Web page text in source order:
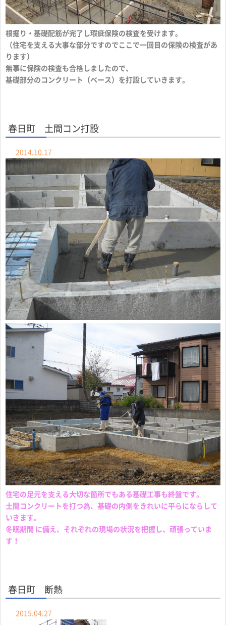
根掘り・基礎配筋が完了し瑕疵保険の検査を受けます。
（住宅を支える大事な部分ですのでここで一回目の保険の検査があ
ります）
無事に保険の検査も合格しましたので、
基礎部分のコンクリート（ベース）を打設していきます。
春日町 土間コン打設
2014.10.17
住宅の足元を支える大切な箇所でもある基礎工事も終盤です。
土間コンクリートを打つ為、基礎の内側をきれいに平らにならして
いきます。
冬眠期間 に備え、それぞれの現場の状況を把握し、頑張っていま
す！
春日町 断熱
2015.04.27